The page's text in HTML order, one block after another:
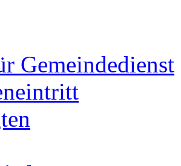
Gemeindedienst